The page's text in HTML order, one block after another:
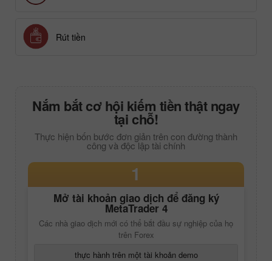
Rút tiền
Nắm bắt cơ hội kiếm tiền thật ngay
tại chỗ!
Thực hiện bốn bước đơn giản trên con đường thành
công và độc lập tài chính
1
Mở tài khoản giao dịch để đăng ký
MetaTrader 4
Các nhà giao dịch mới có thể bắt đầu sự nghiệp của họ
trên Forex
thực hành trên một tài khoản demo